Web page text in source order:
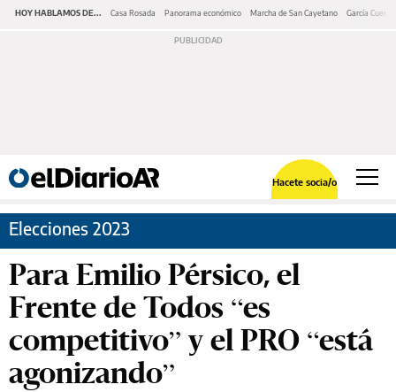
HOY HABLAMOS DE... Casa Rosada Panorama económico Marcha de San Cayetano García Cuerva
Hacete socia/o
Elecciones 2023
Para Emilio Pérsico, el
Frente de Todos “es
competitivo” y el PRO “está
agonizando”